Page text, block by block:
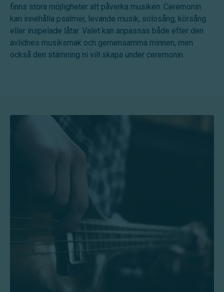
finns stora möjligheter att påverka musiken. Ceremonin
kan innehålla psalmer, levande musik, solosång, körsång
eller inspelade låtar. Valet kan anpassas både efter den
avlidnes musiksmak och gemensamma minnen, men
också den stämning ni vill skapa under ceremonin.